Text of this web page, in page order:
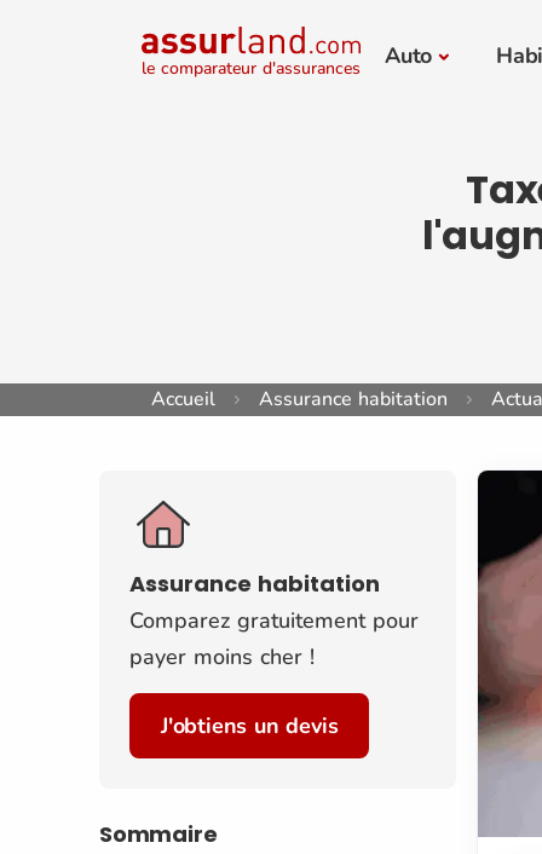
le comparateur d'assurances Auto
Accueil Assurance habitation
Assurance habitation
Comparez gratuitement pour
payer moins cher !
J'obtiens un devis
Sommaire